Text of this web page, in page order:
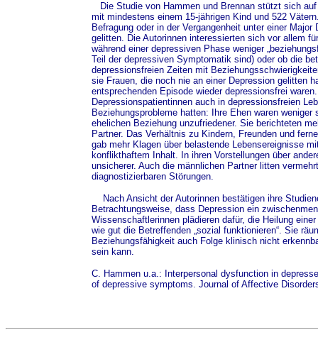
Die Studie von Hammen und Brennan stützt sich
mit mindestens einem 15-jährigen Kind und 522
Befragung oder in der Vergangenheit unter einer
gelitten. Die Autorinnen interessierten sich vor allem
während einer depressiven Phase weniger
Teil der depressiven Symptomatik sind) oder ob die
depressionsfreien Zeiten mit
sie Frauen, die noch nie an einer Depression gelitten
entsprechenden Episode wieder depressionsfrei
Depressionspatientinnen auch in depressionsfreien
Beziehungsprobleme hatten: Ihre Ehen waren
ehelichen Beziehung unzufriedener. Sie berichteten
Partner. Das Verhältnis zu Kindern, Freunden und
gab mehr Klagen über belastende Lebensereignisse
konflikthaftem Inhalt. In ihren Vorstellungen über
unsicherer. Auch die männlichen Partner litten
diagnostizierbaren Störungen.
Nach Ansicht der Autorinnen bestätigen ihre
Betrachtungsweise, dass Depression ein
Wissenschaftlerinnen plädieren dafür, die Heilung
wie gut die Betreffenden „sozial funktionieren“. Sie
Beziehungsfähigkeit auch Folge klinisch nicht
sein kann.
C. Hammen u.a.: Interpersonal dysfunction in
of depressive symptoms. Journal of Affective